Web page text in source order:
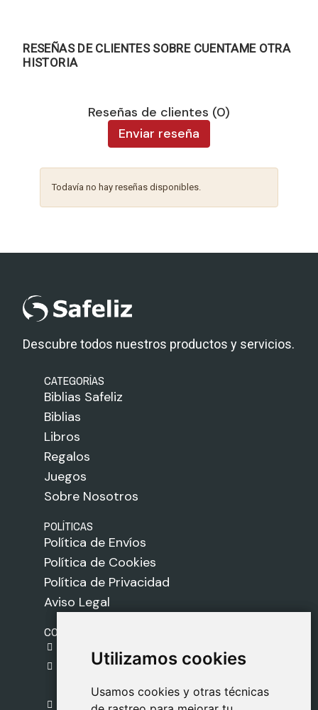
Utilizamos cookies
Usamos cookies y otras técnicas
Utilizamos cookies
Usamos cookies y otras técnicas
RESEÑAS DE CLIENTES SOBRE CUENTAME OTRA
HISTORIA
Reseñas de clientes (0)
Enviar reseña
Todavía no hay reseñas disponibles.
Descubre todos nuestros productos y servicios.
CATEGORÍAS
Biblias Safeliz
Biblias
Libros
Regalos
Juegos
Sobre Nosotros
POLÍTICAS
Política de Envíos
Política de Cookies
Política de Privacidad
Aviso Legal
CONTACTO
C. del Pradillo, 6, 28770 Colmenar Viejo,
Madrid
918 459 877